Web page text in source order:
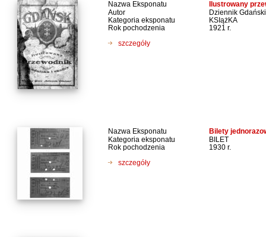
Nazwa Eksponatu Ilustrowany
Autor
Dziennik Gdański
Kategoria eksponatu
KSIążKA
Rok pochodzenia
1921 r.
szczegóły
Nazwa Eksponatu Bilety
Kategoria eksponatu
BILET
Rok pochodzenia
1930 r.
szczegóły